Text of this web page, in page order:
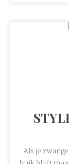
Als je